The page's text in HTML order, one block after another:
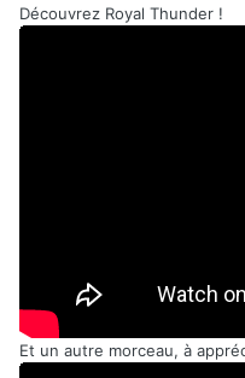
Découvrez Royal Thunder !
Et un autre morceau, à